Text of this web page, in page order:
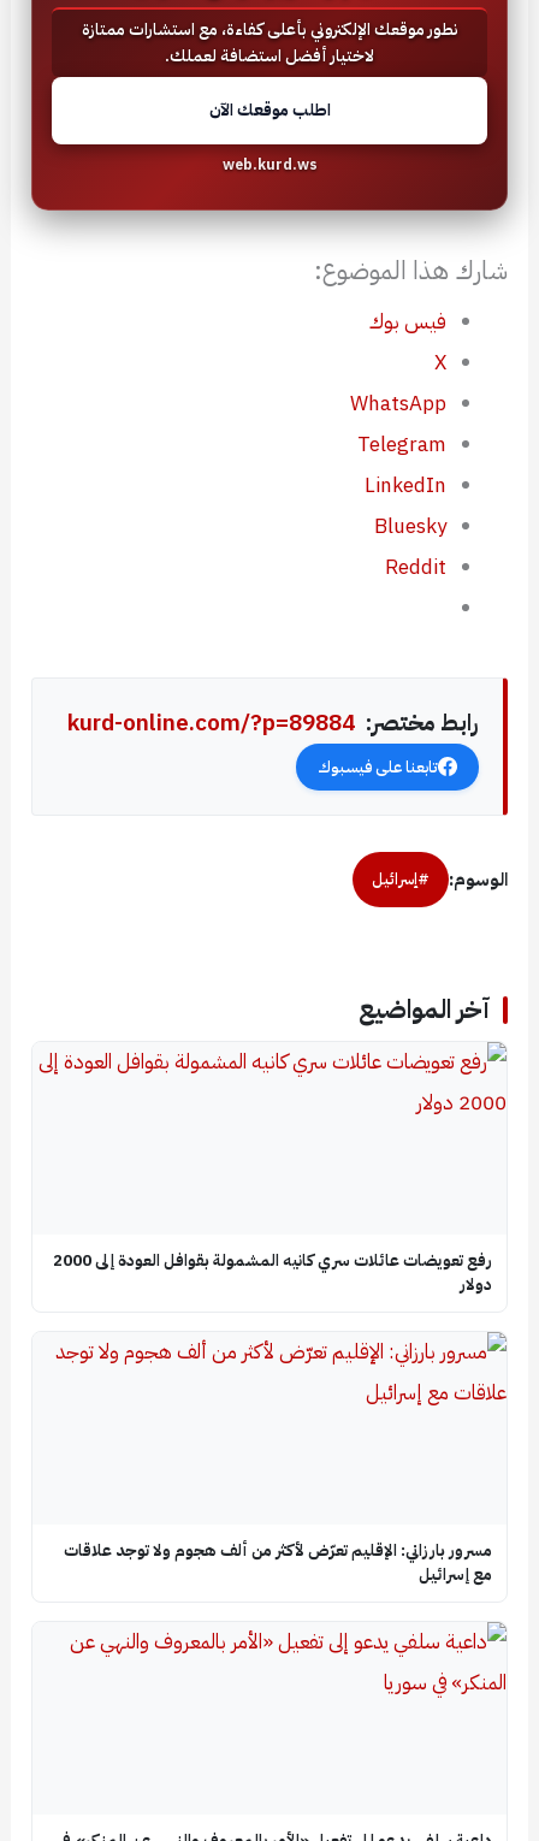
نطور موقعك الإلكتروني بأعلى كفاءة، مع استشارات ممتازة
لاختيار أفضل استضافة لعملك.
اطلب موقعك الآن
web.kurd.ws
شارك هذا الموضوع:
فيس بوك
X
WhatsApp
Telegram
LinkedIn
Bluesky
Reddit
رابط مختصر: kurd-online.com/?p=89884
تابعنا على فيسبوك
الوسوم: #إسرائيل
آخر المواضيع
رفع تعويضات عائلات سري كانيه المشمولة بقوافل العودة إلى 2000
دولار
مسرور بارزاني: الإقليم تعرّض لأكثر من ألف هجوم ولا توجد علاقات
مع إسرائيل